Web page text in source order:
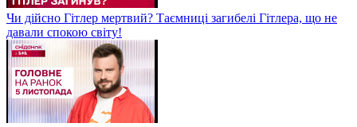
Чи дійсно Гітлер мертвий? Таємниці загибелі Гітлера, що не
давали спокою світу!